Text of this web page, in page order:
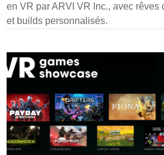
en VR par ARVI VR Inc., avec rêves
et builds personnalisés.